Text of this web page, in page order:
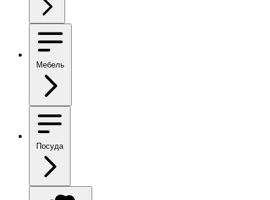
Мебель
Посуда